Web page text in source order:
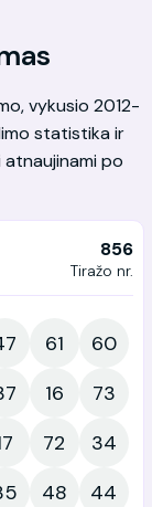
vykusio 2012-
statistika ir
atnaujinami po
856
Tiražo nr.
61
60
16
73
72
34
48
44